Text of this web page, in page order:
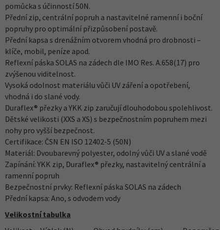
pomůcka s účinností 50N.
Přední zip, centrální popruh a nastavitelné ramenní i boční
popruhy pro optimální přizpůsobení postavě.
Přední kapsa s drenážním otvorem vhodná pro drobnosti –
klíče, mobil, peníze apod.
Reflexní páska SOLAS na zádech dle IMO Res. A.658(17) pro
zvýšenou viditelnost.
Vysoká odolnost materiálu vůči UV záření a opotřebení,
vhodná i do slané vody.
Duraflex® přezky a YKK zip zaručují dlouhodobou spolehlivost.
Dětské velikosti (XXS a XS) s bezpečnostním popruhem mezi
nohy pro vyšší bezpečnost.
Certifikace: ČSN EN ISO 12402-5 (50N)
Materiál: Dvoubarevný polyester, odolný vůči UV a slané vodě
Zapínání: YKK zip, Duraflex® přezky, nastavitelný centrální a
ramenní popruh
Bezpečnostní prvky: Reflexní páska SOLAS na zádech
Přední kapsa: Ano, s odvodem vody
Velikostní tabulka